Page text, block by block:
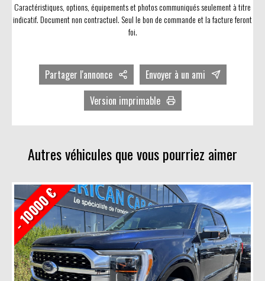
Caractéristiques, options, équipements et photos communiqués seulement à titre
indicatif. Document non contractuel. Seul le bon de commande et la facture feront
foi.
Partager l'annonce Envoyer à un ami
Version imprimable
Autres véhicules que vous pourriez aimer
- 10000 €